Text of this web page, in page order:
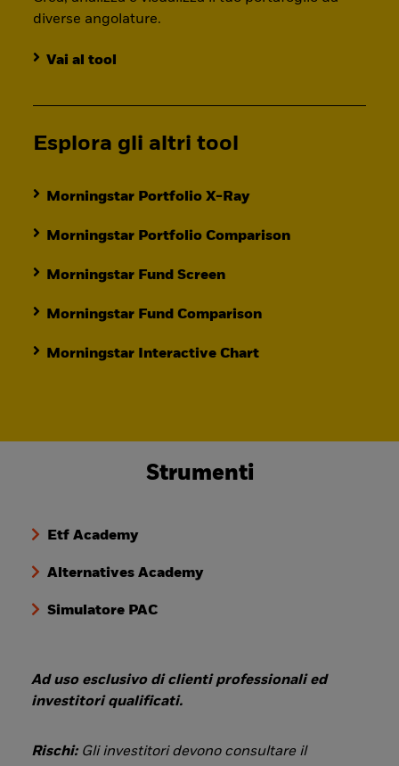
diverse angolature.
Vai al tool
Esplora gli altri tool
Morningstar Portfolio X-Ray
Morningstar Portfolio Comparison
Morningstar Fund Screen
Morningstar Fund Comparison
Morningstar Interactive Chart
Strumenti
Etf Academy
Alternatives Academy
Simulatore PAC
Ad uso esclusivo di clienti professionali ed
investitori qualificati.
Rischi: Gli investitori devono consultare il